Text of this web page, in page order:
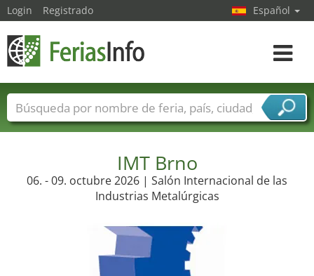
IMT Brno
06. - 09. octubre 2026 | Salón Internacional de las
Industrias Metalúrgicas
Login Registrado Español
toggle
Nombres de ferias Países
Ciudades
Sectores de proveedor de servicios